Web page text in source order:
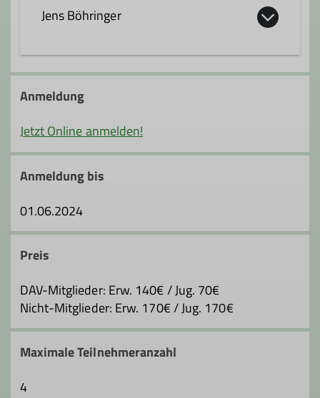
Jens Böhringer
jens.boehringer@dav-hanau.de
Anmeldung
Jetzt Online anmelden!
Anmeldung bis
01.06.2024
Preis
DAV-Mitglieder: Erw. 140€ / Jug. 70€
Nicht-Mitglieder: Erw. 170€ / Jug. 170€
Maximale Teilnehmeranzahl
4